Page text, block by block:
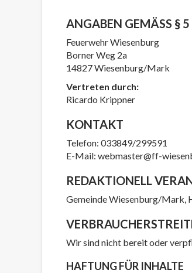
ANGABEN GEMÄSS § 5
Feuerwehr Wiesenburg
Borner Weg 2a
14827 Wiesenburg/Mark
Vertreten durch:
Ricardo Krippner
KONTAKT
Telefon: 033849/299591
E-Mail: webmaster@ff-
REDAKTIONELL
Gemeinde Wiesenburg/Mark,
Wir sind nicht bereit oder
HAFTUNG FÜR INHALTE